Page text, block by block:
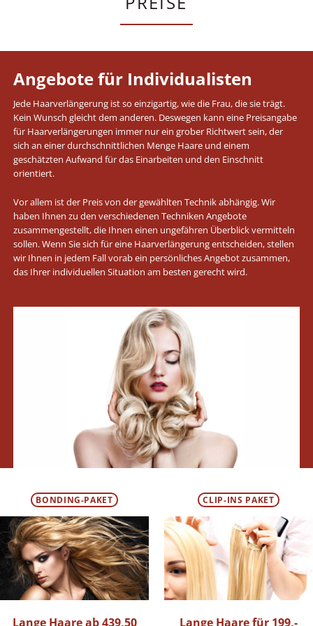
Angebote für Individualisten
Jede Haarverlängerung ist so einzigartig, wie die Frau, die sie trägt.
Kein Wunsch gleicht dem anderen. Deswegen kann eine Preisangabe
für Haarverlängerungen immer nur ein grober Richtwert sein, der
sich an einer durchschnittlichen Menge Haare und einem
geschätzten Aufwand für das Einarbeiten und den Einschnitt
orientiert.
Vor allem ist der Preis von der gewählten Technik abhängig. Wir
haben Ihnen zu den verschiedenen Techniken Angebote
zusammengestellt, die Ihnen einen ungefähren Überblick vermitteln
sollen. Wenn Sie sich für eine Haarverlängerung entscheiden, stellen
wir Ihnen in jedem Fall vorab ein persönliches Angebot zusammen,
das Ihrer individuellen Situation am besten gerecht wird.
BONDING-PAKET
Lange Haare ab 439,50
CLIP-INS PAKET
Lange Haare für 199,-